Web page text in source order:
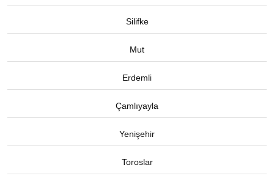
Silifke
Mut
Erdemli
Çamlıyayla
Yenişehir
Toroslar